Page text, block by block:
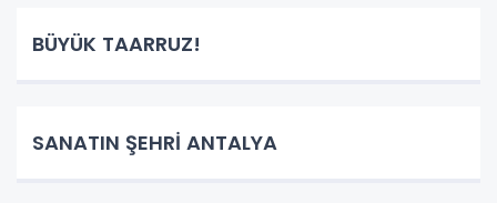
BÜYÜK TAARRUZ!
SANATIN ŞEHRİ ANTALYA